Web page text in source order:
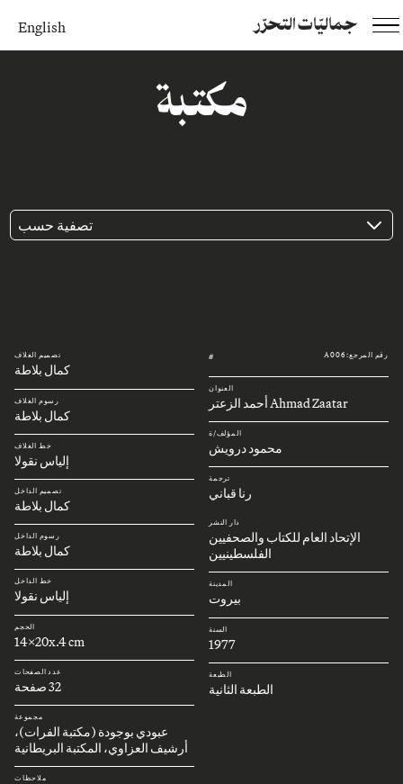
English جماليّات التحرّر
مكتبة
تصفية حسب
رقم المرجع: A006 #
العنوان
Ahmad Zaatar أحمد الزعتر
المؤلف/ة
محمود درويش
ترجمة
رنا قباني
دار النشر
الإتحاد العام للكتاب والصحفيين
الفلسطينيين
المدينة
بيروت
السنة
1977
الطبعة
الطبعة الثانية
تصميم الغلاف
كمال بلاطة
رسوم الغلاف
كمال بلاطة
خط الغلاف
إلياس نقولا
تصميم الداخل
كمال بلاطة
رسوم الداخل
كمال بلاطة
خط الداخل
إلياس نقولا
الحجم
14x20x.4 cm
عدد الصفحات
32 صفحة
مجموعة
عبودي بوجودة (مكتبة الفرات)،
أرشيف العزاوي، المكتبة البريطانية
ملاحظات